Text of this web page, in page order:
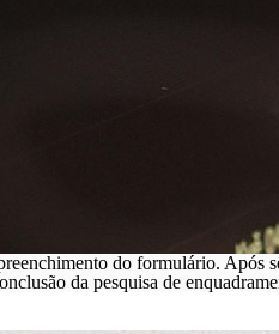
do formulário. Após
da pesquisa de